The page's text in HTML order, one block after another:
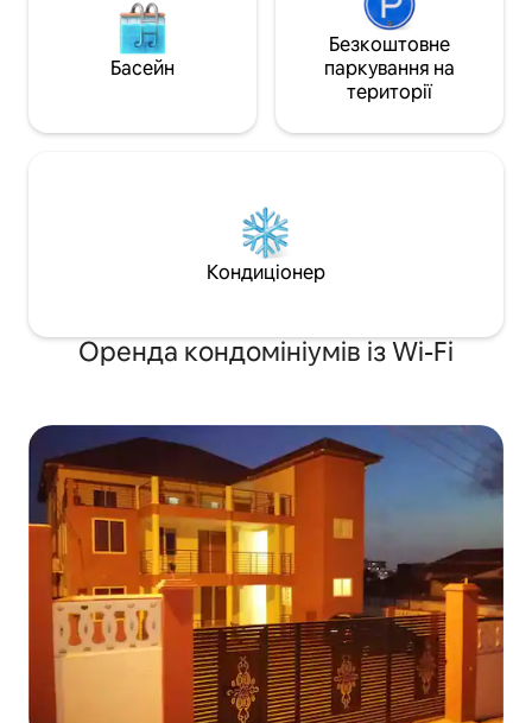
Басейн
Безкоштовне
паркування на
території
Кондиціонер
Оренда кондомініумів із Wi-Fi